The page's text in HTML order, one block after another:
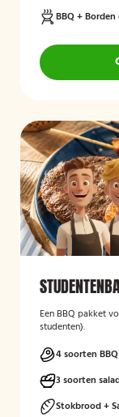
BBQ +
Een BBQ pakket
studenten).
4 soorten
3 soorten
Stokbrood +